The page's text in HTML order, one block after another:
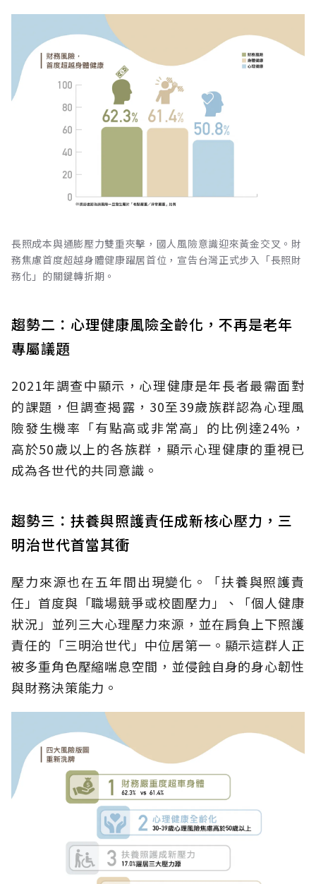
長照成本與通膨壓力雙重夾擊，國人風險意識迎來黃金交叉。財
務焦慮首度超越身體健康躍居首位，宣告台灣正式步入「長照財
務化」的關鍵轉折期。
趨勢二：心理健康風險全齡化，不再是老年
專屬議題
2021年調查中顯示，心理健康是年長者最需面對
的課題，但調查揭露，30至39歲族群認為心理風
險發生機率「有點高或非常高」的比例達24%，
高於50歲以上的各族群，顯示心理健康的重視已
成為各世代的共同意識。
趨勢三：扶養與照護責任成新核心壓力，三
明治世代首當其衝
壓力來源也在五年間出現變化。「扶養與照護責
任」首度與「職場競爭或校園壓力」、「個人健康
狀況」並列三大心理壓力來源，並在肩負上下照護
責任的「三明治世代」中位居第一。顯示這群人正
被多重角色壓縮喘息空間，並侵蝕自身的身心韌性
與財務決策能力。